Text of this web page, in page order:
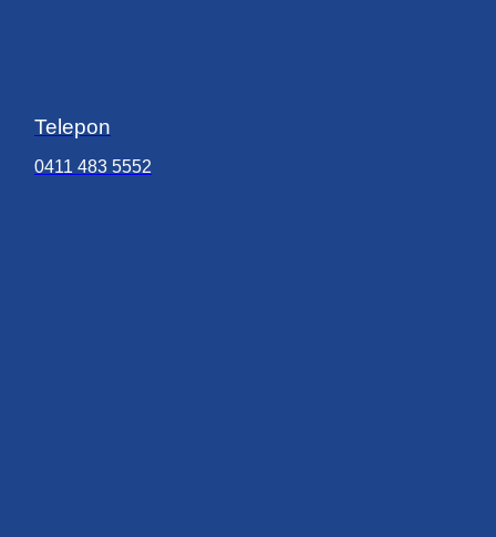
Telepon
0411 483 5552